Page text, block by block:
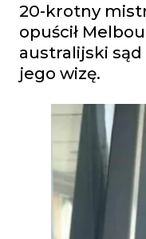
20-krotny
opuścił
australijski
jego wizę.